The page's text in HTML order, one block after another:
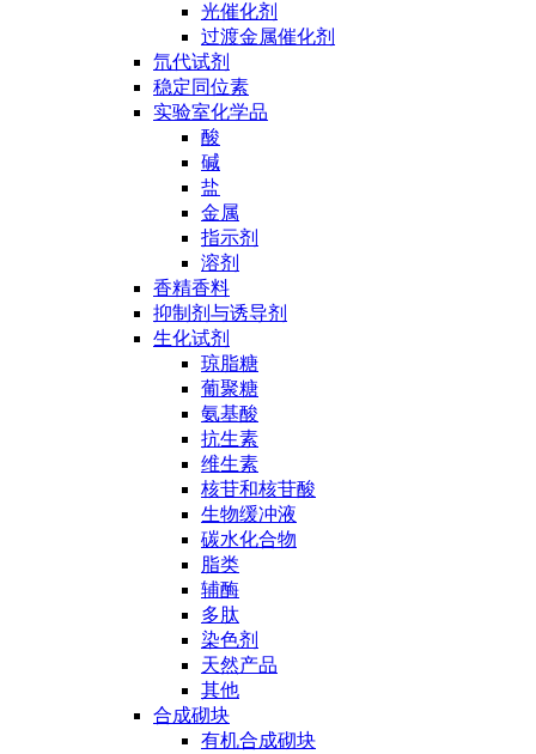
光催化剂
过渡金属催化剂
氘代试剂
稳定同位素
实验室化学品
酸
碱
盐
金属
指示剂
溶剂
香精香料
抑制剂与诱导剂
生化试剂
琼脂糖
葡聚糖
氨基酸
抗生素
维生素
核苷和核苷酸
生物缓冲液
碳水化合物
脂类
辅酶
多肽
染色剂
天然产品
其他
合成砌块
有机合成砌块